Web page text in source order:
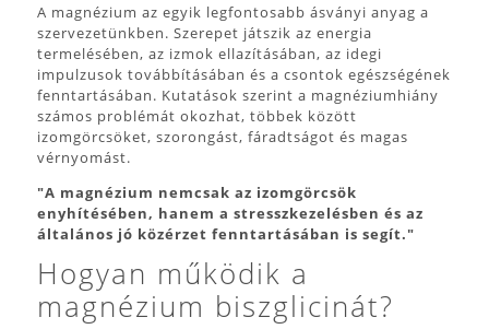
A magnézium az egyik legfontosabb ásványi anyag a
szervezetünkben. Szerepet játszik az energia
termelésében, az izmok ellazításában, az idegi
impulzusok továbbításában és a csontok egészségének
fenntartásában. Kutatások szerint a magnéziumhiány
számos problémát okozhat, többek között
izomgörcsöket, szorongást, fáradtságot és magas
vérnyomást.
"A magnézium nemcsak az izomgörcsök
enyhítésében, hanem a stresszkezelésben és az
általános jó közérzet fenntartásában is segít."
Hogyan működik a
magnézium biszglicinát?